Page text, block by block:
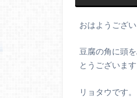
おはようござい
豆腐の角に頭
とうございます
リョタウです。